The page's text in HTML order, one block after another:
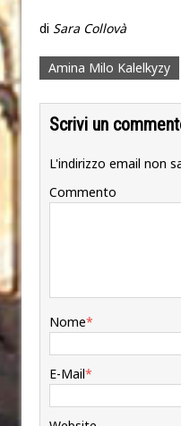
di Sara Collovà
Amina Milo Kalelkyzy
Scrivi un
L'indirizzo email non
Commento
Nome*
E-Mail*